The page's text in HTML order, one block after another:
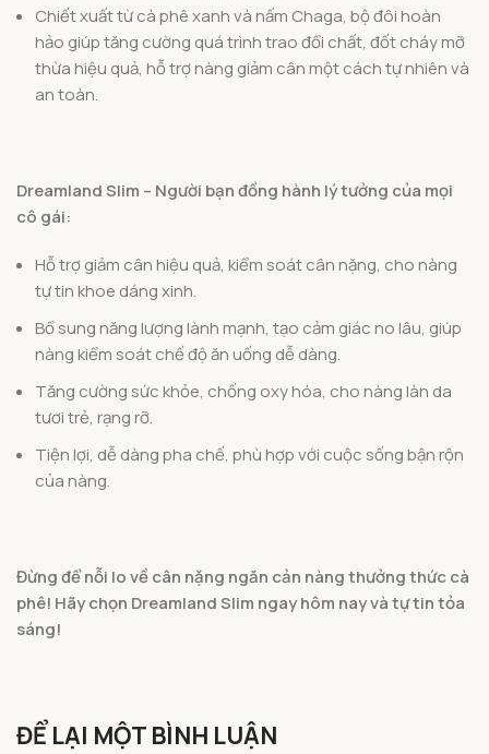
Chiết xuất từ cà phê xanh và nấm Chaga, bộ đôi hoàn
hảo giúp tăng cường quá trình trao đổi chất, đốt cháy mỡ
thừa hiệu quả, hỗ trợ nàng giảm cân một cách tự nhiên và
an toàn.
Dreamland Slim – Người bạn đồng hành lý tưởng của mọi
cô gái:
Hỗ trợ giảm cân hiệu quả, kiểm soát cân nặng, cho nàng
tự tin khoe dáng xinh.
Bổ sung năng lượng lành mạnh, tạo cảm giác no lâu, giúp
nàng kiểm soát chế độ ăn uống dễ dàng.
Tăng cường sức khỏe, chống oxy hóa, cho nàng làn da
tươi trẻ, rạng rỡ.
Tiện lợi, dễ dàng pha chế, phù hợp với cuộc sống bận rộn
của nàng.
Đừng để nỗi lo về cân nặng ngăn cản nàng thưởng thức cà
phê! Hãy chọn Dreamland Slim ngay hôm nay và tự tin tỏa
sáng!
ĐỂ LẠI MỘT BÌNH LUẬN